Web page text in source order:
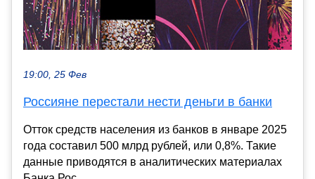
19:00, 25 Фев
Россияне перестали нести деньги в банки
Отток средств населения из банков в январе 2025
года составил 500 млрд рублей, или 0,8%. Такие
данные приводятся в аналитических материалах